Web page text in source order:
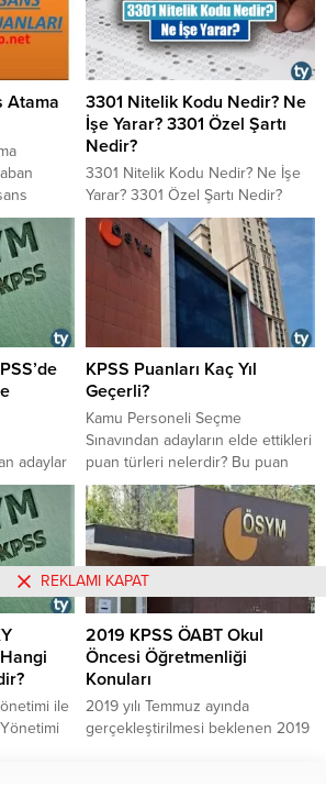
Atama
kaçta
ile
2 lisans
3301 Nitelik Kodu Nedir? Ne
İşe Yarar? 3301 Özel Şartı
Nedir?
3301 Nitelik Kodu Nedir? Ne İşe
Yarar? 3301 Özel Şartı Nedir?
ÖSYM tarafından paylaşılan KPSS
kılavuzunda yer alan 3301 nitelik
kodu ne anlama gelir? 3301 nitelik
kodunun bulunduğu kadrolarda
adaylarda hangi şartlar aranır?
adaylar
ve
için
KPSS Puanları Kaç Yıl
Geçerli?
Kamu Personeli Seçme
Sınavından adayların elde ettikleri
puan türleri nelerdir? Bu puan
türleri kaç yıl geçerlidir? Kaç yıl bu
puan türleri kullanılabilir?
ile
2019 KPSS ÖABT Okul
Öncesi Öğretmenliği
Konuları
2019 yılı Temmuz ayında
gerçekleştirilmesi beklenen 2019
REKLAMI KAPAT